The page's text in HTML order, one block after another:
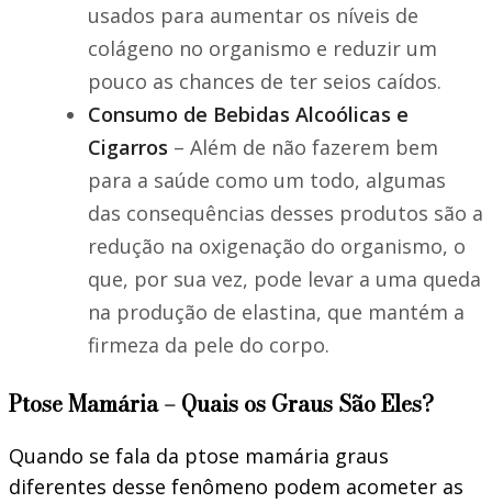
usados para aumentar os níveis de
colágeno no organismo e reduzir um
pouco as chances de ter seios caídos.
Consumo de Bebidas Alcoólicas e
Cigarros – Além de não fazerem bem
para a saúde como um todo, algumas
das consequências desses produtos são a
redução na oxigenação do organismo, o
que, por sua vez, pode levar a uma queda
na produção de elastina, que mantém a
firmeza da pele do corpo.
Ptose Mamária – Quais os Graus São Eles?
Quando se fala da ptose mamária graus
diferentes desse fenômeno podem acometer as